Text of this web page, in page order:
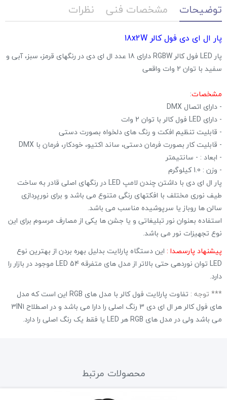
توضیحات مشخصات فنی نظرات
پار ال ای دی فول کالر 18x2W
پار LED فول کالر RGBW دارای 18 عدد ال ای دی در رنگهای قرمز، سبز، آبی و
سفید با توان 2 وات واقعی
مشخصات:
- دارای اتصال DMX
- دارای LED فول کالر با توان 2 وات
- قابلیت تنظیم افکت و رنگ های دلخواه بصورت دستی
- قابلیت کار بصورت فرمان دستی، ساند اکتیو، خودکار، فرمان با DMX
- ابعاد : - سانتیمتر
- وزن : 1.0 کیلوگرم
پار ال ای دی با داشتن چندن لامپ LED در رنگهای اصلی قادر به ساخت
طیف نوری مختلف با افکتهای رنگی متنوع می باشد و برای نورپردازی
سالن ها روباز یا سرپوشیده مناسب می باشد.
استفاده بعنوان نور تبلیغاتی و یا جشن ها یکی از مصارف مرسوم برای این
نوع تجهیزات نور می باشد.
پیشنهاد پارسصدا : این دستگاه پارلایت بدلیل بهره بردن از بهترین نوع
LED توان نوردهی حتی بالاتر از مدل های متفرقه 54 LED موجود در بازار را
دارد.
*** توجه :
تفاوت پارلایت فول کالر با مدل های RGB این است که مدل
های فول کالر هر ال ای دی 3 رنگ اصلی را دارا می باشد و در اصطلاح 3IN1
می باشد ولی در مدل های RGB هر LED یا فقط یک رنگ اصلی را دارد.
محصولات مرتبط